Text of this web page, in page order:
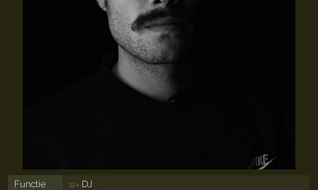
Functie 12× DJ